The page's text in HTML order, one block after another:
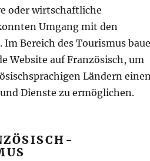
oder wirtschaftliche
Umgang mit den
Bereich des Tourismus
Website auf Französisch, um
Ländern
und Dienste zu ermöglichen.